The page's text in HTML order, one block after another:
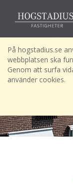
På hogstadius.se
webbplatsen ska
Genom att surfa
använder cookies.